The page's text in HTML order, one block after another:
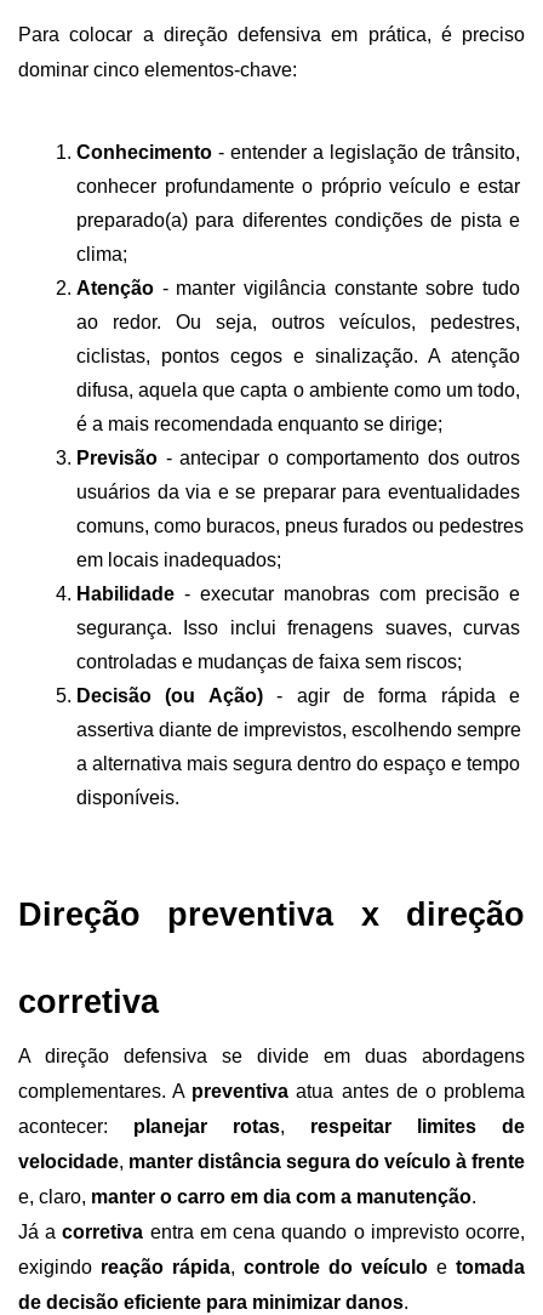
Para colocar a direção defensiva em prática, é preciso
dominar cinco elementos-chave:
Conhecimento - entender a legislação de trânsito,
conhecer profundamente o próprio veículo e estar
preparado(a) para diferentes condições de pista e
clima;
Atenção - manter vigilância constante sobre tudo
ao redor. Ou seja, outros veículos, pedestres,
ciclistas, pontos cegos e sinalização. A atenção
difusa, aquela que capta o ambiente como um todo,
é a mais recomendada enquanto se dirige;
Previsão - antecipar o comportamento dos outros
usuários da via e se preparar para eventualidades
comuns, como buracos, pneus furados ou pedestres
em locais inadequados;
Habilidade - executar manobras com precisão e
segurança. Isso inclui frenagens suaves, curvas
controladas e mudanças de faixa sem riscos;
Decisão (ou Ação) - agir de forma rápida e
assertiva diante de imprevistos, escolhendo sempre
a alternativa mais segura dentro do espaço e tempo
disponíveis.
Direção preventiva x direção
corretiva
A direção defensiva se divide em duas abordagens
complementares. A preventiva atua antes de o problema
acontecer: planejar rotas, respeitar limites de
velocidade, manter distância segura do veículo à frente
e, claro, manter o carro em dia com a manutenção.
Já a corretiva entra em cena quando o imprevisto ocorre,
exigindo reação rápida, controle do veículo e tomada
de decisão eficiente para minimizar danos.